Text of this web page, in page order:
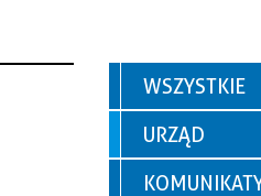
WSZYSTKIE
URZĄD